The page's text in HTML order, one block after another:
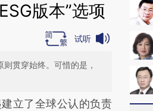
版本”选项
试听
贯穿始终。可惜的是，
这段话：本文由第三方
立了全球公认的负责